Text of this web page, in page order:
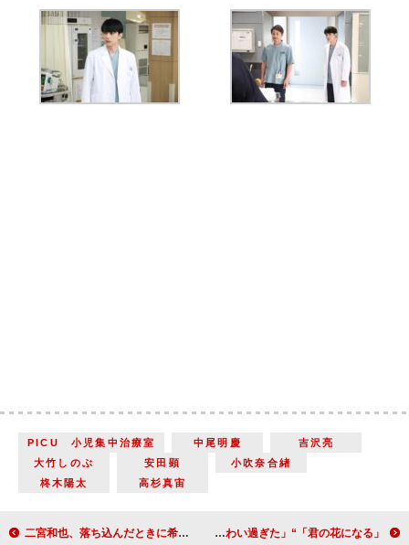
PICU 小児集中治療室 中尾明慶
吉沢亮
大竹しのぶ
安田顕
小吹奈合緖
柊木陽太
高杉真宙
二宮和也、落ち込んだときに希望をもらった言葉を明かす 「事務所の偉い人に『来年から忙しくなるぞ』と言われ続けた」 「君の花になる」“弾”高橋文哉と“あす花”本田翼のハグシーンに反響 「ダッシュしてハグを求める弾がかわい過ぎた」